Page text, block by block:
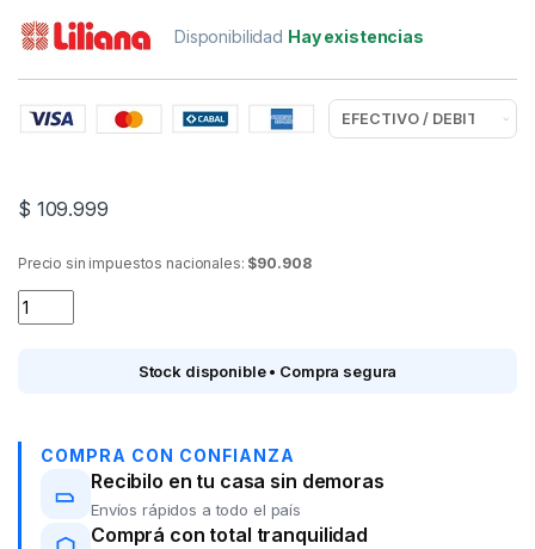
Disponibilidad Hay existencias
$ 109.999
Precio sin impuestos nacionales: $90.908
Panel convector LILIANA CNG17 Convectory quantity
Stock disponible • Compra segura
COMPRA CON CONFIANZA
Recibilo en tu casa sin demoras
Envíos rápidos a todo el país
Comprá con total tranquilidad